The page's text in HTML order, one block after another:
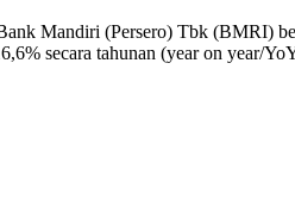
Mandiri (Persero) Tbk (BMRI)
secara tahunan (year on year/